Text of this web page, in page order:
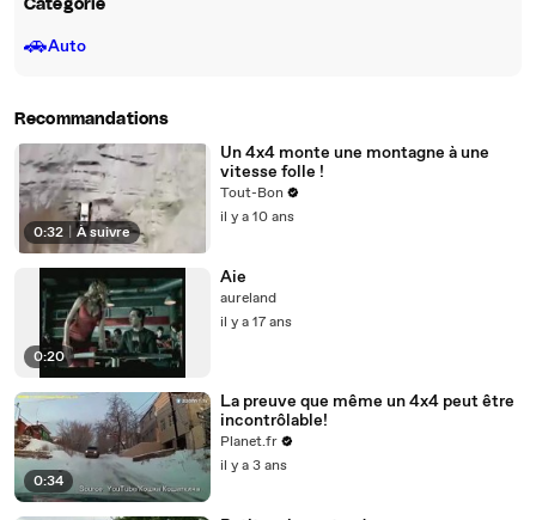
Catégorie
🚗Auto
Recommandations
0:32 À suivre
Un 4x4 monte une montagne à une
vitesse folle !
Tout-Bon
il y a 10 ans
0:20
Aie
aureland
il y a 17 ans
0:34
La preuve que même un 4x4 peut être
incontrôlable!
Planet.fr
il y a 3 ans